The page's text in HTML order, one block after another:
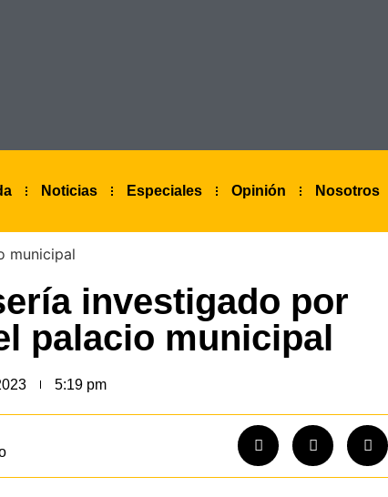
Noticias Especiales Opinión Nosotros
investigado por
palacio municipal
5:19 pm